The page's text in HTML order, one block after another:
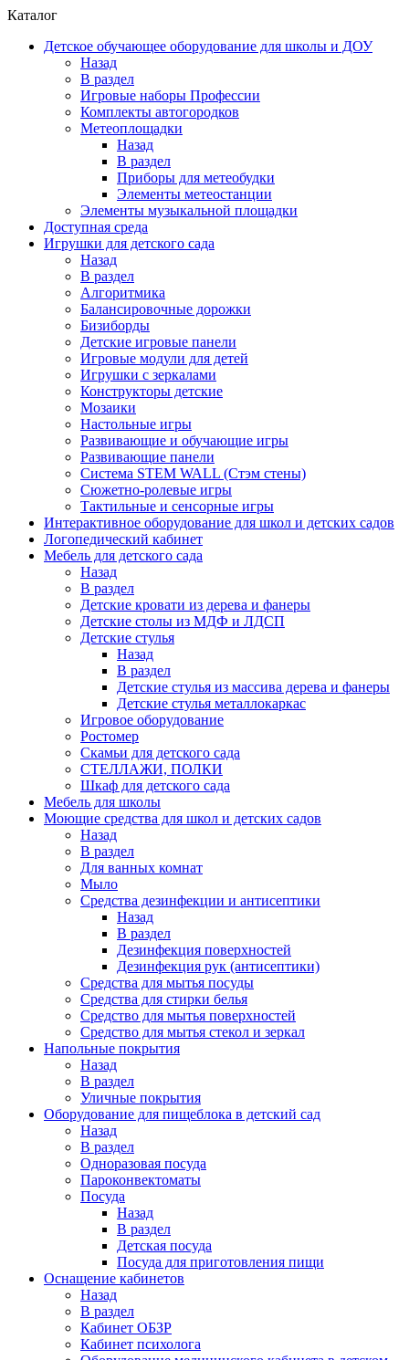
Каталог
Детское обучающее оборудование для школы и ДОУ
Назад
В раздел
Игровые наборы Профессии
Комплекты автогородков
Метеоплощадки
Назад
В раздел
Приборы для метеобудки
Элементы метеостанции
Элементы музыкальной площадки
Доступная среда
Игрушки для детского сада
Назад
В раздел
Алгоритмика
Балансировочные дорожки
Бизиборды
Детские игровые панели
Игровые модули для детей
Игрушки с зеркалами
Конструкторы детские
Мозаики
Настольные игры
Развивающие и обучающие игры
Развивающие панели
Система STEM WALL (Cтэм стены)
Сюжетно-ролевые игры
Тактильные и сенсорные игры
Интерактивное оборудование для школ и детских садов
Логопедический кабинет
Мебель для детского сада
Назад
В раздел
Детские кровати из дерева и фанеры
Детские столы из МДФ и ЛДСП
Детские стулья
Назад
В раздел
Детские стулья из массива дерева и фанеры
Детские стулья металлокаркас
Игровое оборудование
Ростомер
Скамьи для детского сада
СТЕЛЛАЖИ, ПОЛКИ
Шкаф для детского сада
Мебель для школы
Моющие средства для школ и детских садов
Назад
В раздел
Для ванных комнат
Мыло
Средства дезинфекции и антисептики
Назад
В раздел
Дезинфекция поверхностей
Дезинфекция рук (антисептики)
Средства для мытья посуды
Средства для стирки белья
Средство для мытья поверхностей
Средство для мытья стекол и зеркал
Напольные покрытия
Назад
В раздел
Уличные покрытия
Оборудование для пищеблока в детский сад
Назад
В раздел
Одноразовая посуда
Пароконвектоматы
Посуда
Назад
В раздел
Детская посуда
Посуда для приготовления пищи
Оснащение кабинетов
Назад
В раздел
Кабинет ОБЗР
Кабинет психолога